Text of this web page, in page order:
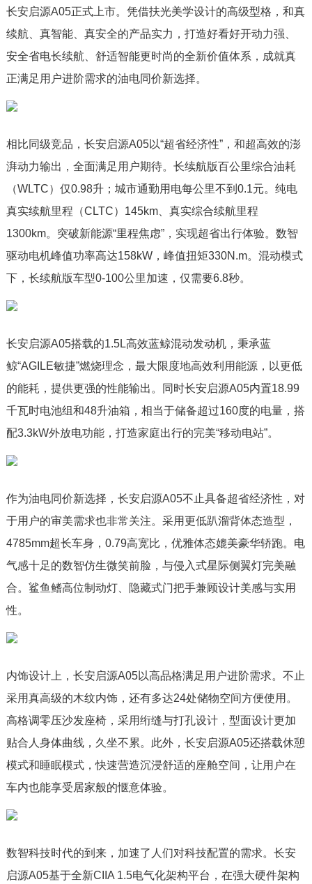
长安启源A05正式上市。凭借扶光美学设计的高级型格，和真
续航、真智能、真安全的产品实力，打造好看好开动力强、
安全省电长续航、舒适智能更时尚的全新价值体系，成就真
正满足用户进阶需求的油电同价新选择。
相比同级竞品，长安启源A05以“超省经济性”，和超高效的澎
湃动力输出，全面满足用户期待。长续航版百公里综合油耗
（WLTC）仅0.98升；城市通勤用电每公里不到0.1元。纯电
真实续航里程（CLTC）145km、真实综合续航里程
1300km。突破新能源“里程焦虑”，实现超省出行体验。数智
驱动电机峰值功率高达158kW，峰值扭矩330N.m。混动模式
下，长续航版车型0-100公里加速，仅需要6.8秒。
长安启源A05搭载的1.5L高效蓝鲸混动发动机，秉承蓝
鲸“AGILE敏捷”燃烧理念，最大限度地高效利用能源，以更低
的能耗，提供更强的性能输出。同时长安启源A05内置18.99
千瓦时电池组和48升油箱，相当于储备超过160度的电量，搭
配3.3kW外放电功能，打造家庭出行的完美“移动电站”。
作为油电同价新选择，长安启源A05不止具备超省经济性，对
于用户的审美需求也非常关注。采用更低趴溜背体态造型，
4785mm超长车身，0.79高宽比，优雅体态媲美豪华轿跑。电
气感十足的数智仿生微笑前脸，与侵入式星际侧翼灯完美融
合。鲨鱼鳍高位制动灯、隐藏式门把手兼顾设计美感与实用
性。
内饰设计上，长安启源A05以高品格满足用户进阶需求。不止
采用真高级的木纹内饰，还有多达24处储物空间方便使用。
高格调零压沙发座椅，采用绗缝与打孔设计，型面设计更加
贴合人身体曲线，久坐不累。此外，长安启源A05还搭载休憩
模式和睡眠模式，快速营造沉浸舒适的座舱空间，让用户在
车内也能享受居家般的惬意体验。
数智科技时代的到来，加速了人们对科技配置的需求。长安
启源A05基于全新CIIA 1.5电气化架构平台，在强大硬件架构